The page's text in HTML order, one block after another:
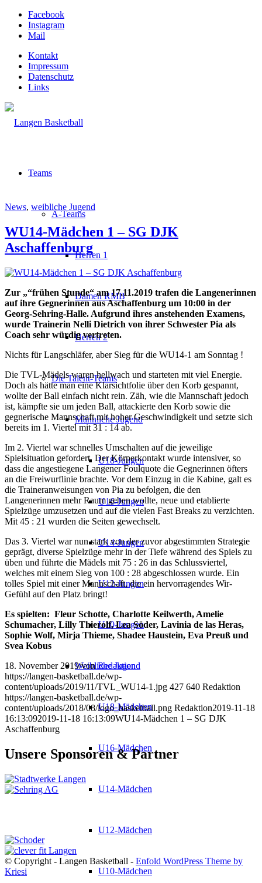
Facebook
Instagram
Mail
Kontakt
Impressum
Datenschutz
Links
Teams
A-Teams
Herren 1
Damen RMB
Herren 2
Die Talent-Teams
Männliche Jugend
U18-Jungen
U16-Jungen
U14-Jungen
U12-Jungen
U10-Jungen
Weibliche Jugend
U18-Mädchen
U16-Mädchen
U14-Mädchen
U12-Mädchen
U10-Mädchen
News, weibliche Jugend
WU14-Mädchen 1 – SG DJK
Aschaffenburg
Zur „“frühen Stunde“ am 17.11.2019 trafen die Langenerinnen
auf ihre Gegnerinnen aus Aschaffenburg um 10:00 in der
Georg-Sehring-Halle. Aufgrund ihres anstehenden Examens,
wurde Trainerin Nelli Dietrich von ihrer Schwester Pia als
Coach sehr würdig vertreten.
Nichts für Langschläfer, aber Sieg für die WU14-1 am Sonntag !
Die TVL-Mädels waren hellwach und starteten mit viel Energie.
Doch als hätte man eine Klarsichtfolie über den Korb gespannt,
wollte der Ball einfach nicht rein. Zäh, wie die Mannschaft jedoch
ist, kämpfte sie um jeden Ball, attackierte den Korb sowie die
gegnerische Mannschaft mit hoher Geschwindigkeit und setzte sich
bereits im 1. Viertel mit 31 : 14 ab.
Im 2. Viertel war schnelles Umschalten auf die jeweilige
Spielsituation gefordert. Der Körperkontakt wurde intensiver, so
dass die angestiegene Langener Foulquote die Gegnerinnen öfters
an die Freiwurflinie brachte. Vor dem Einzug in die Kabine, galt es
die Traineranweisungen von Pia zu befolgen, die den
Langenerinnen mehr Raum geben wollte, neue und etablierte
Spielzüge umzusetzen und auf die vielen Fast Breaks zu verzichten.
Mit 45 : 21 wurden die Seiten gewechselt.
Das 3. Viertel war nun stark von der zuvor abgestimmten Strategie
geprägt, diverse Spielzüge mehr in der Tiefe während des Spiels zu
üben und führte die Mädels mit 75 : 26 in das Schlussviertel,
welches mit einem Sieg von 100 : 28 abgeschlossen wurde. Ein
tolles Spiel mit einer Mannschaft, die ein hervorragendes Wir-
Gefühl auf den Platz bringt!
Es spielten: Fleur Schotte, Charlotte Keilwerth, Amelie
Schumacher, Lilly Thierolf, Lea Söder, Lavinia de las Heras,
Sophie Wolf, Mirja Thieme, Shadee Haustein, Eva Preuß und
Svea Kobus
18. November 2019/vonRedaktion
https://langen-basketball.de/wp-
content/uploads/2019/11/TVL_WU14-1.jpg 427 640 Redaktion
https://langen-basketball.de/wp-
content/uploads/2018/08/logo_basketball.png Redaktion2019-11-18
16:13:092019-11-18 16:13:09WU14-Mädchen 1 – SG DJK
Aschaffenburg
Unsere Sponsoren & Partner
© Copyright - Langen Basketball - Enfold WordPress Theme by
Kriesi